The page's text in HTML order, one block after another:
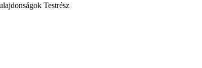
Testrész